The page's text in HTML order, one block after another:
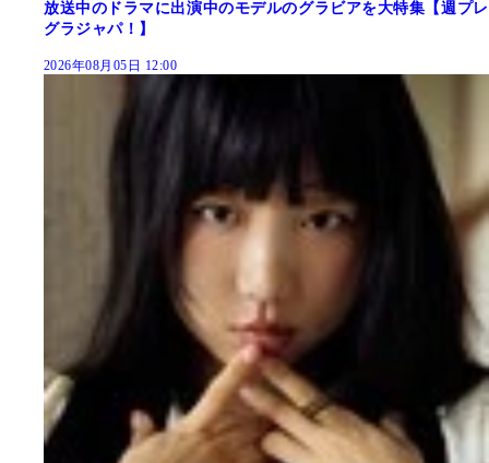
放送中のドラマに出演中のモデルのグラビアを大特集【週プレ
グラジャパ！】
2026年08月05日 12:00